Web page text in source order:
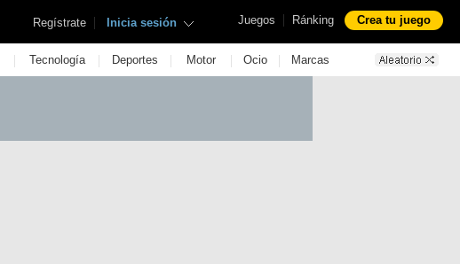
Juegos | Ránking Crea tu juego
Regístrate | Inicia sesión
| Tecnología | Deportes | Motor | Ocio | Marcas